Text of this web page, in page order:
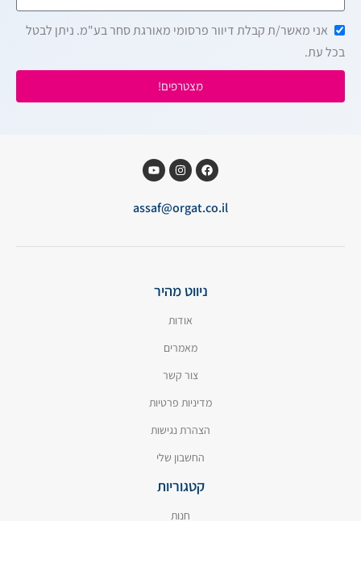
אני מאשר/ת קבלת דיוור פרסומי מאורגת סחר בע"מ. ניתן לבטל
בכל עת.
מצטרפים!
assaf@orgat.co.il
ניווט מהיר
אודות
מאמרים
צור קשר
מדיניות פרטיות
הצהרת נגישות
החשבון שלי
קטגוריות
חנות